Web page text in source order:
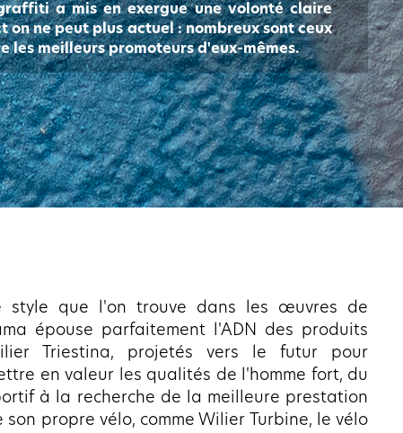
a mis en exergue une volonté claire
ne peut plus actuel : nombreux sont ceux
les meilleurs promoteurs d'eux-mêmes.
style que l'on trouve dans les œuvres de
épouse parfaitement l'ADN des produits
Triestina, projetés vers le futur pour
en valeur les qualités de l'homme fort, du
à la recherche de la meilleure prestation
son propre vélo, comme Wilier Turbine, le vélo